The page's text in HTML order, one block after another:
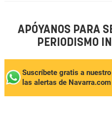
APÓYANOS PARA
PERIODISMO
Suscríbete gratis a
las alertas de Navarra.com